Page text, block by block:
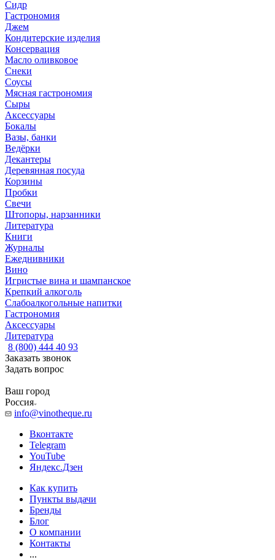
Сидр
Гастрономия
Джем
Кондитерские изделия
Консервация
Масло оливковое
Снеки
Соусы
Мясная гастрономия
Сыры
Аксессуары
Бокалы
Вазы, банки
Ведёрки
Декантеры
Деревянная посуда
Корзины
Пробки
Свечи
Штопоры, нарзанники
Литература
Книги
Журналы
Ежеднивники
Вино
Игристые вина и шампанское
Крепкий алкоголь
Слабоалкогольные напитки
Гастрономия
Аксессуары
Литература
8 (800) 444 40 93
Заказать звонок
Задать вопрос
Ваш город
Россия
info@vinotheque.ru
Вконтакте
Telegram
YouTube
Яндекс.Дзен
Как купить
Пункты выдачи
Бренды
Блог
О компании
Контакты
...